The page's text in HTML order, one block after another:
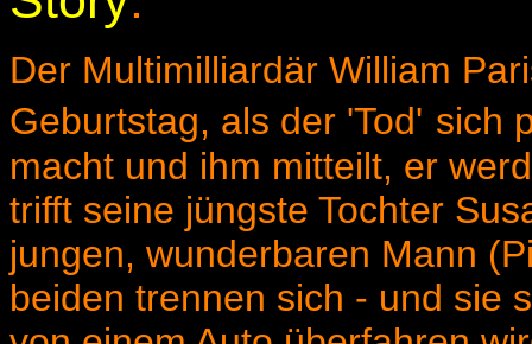
Der Multimilliardär William
Geburtstag, als der 'Tod' sich
macht und ihm mitteilt, er
trifft seine jüngste Tochter
jungen, wunderbaren Mann
beiden trennen sich - und sie